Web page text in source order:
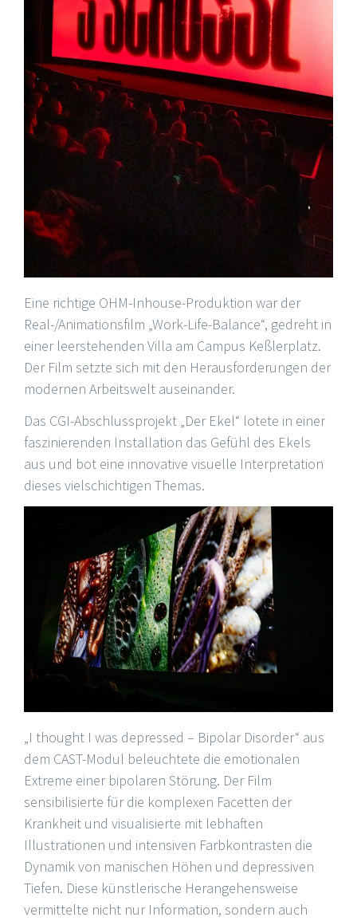
Eine richtige OHM-Inhouse-Produktion war der
Real-/Animationsfilm „Work-Life-Balance“, gedreht in
einer leerstehenden Villa am Campus Keßlerplatz.
Der Film setzte sich mit den Herausforderungen der
modernen Arbeitswelt auseinander.
Das CGI-Abschlussprojekt „Der Ekel“ lotete in einer
faszinierenden Installation das Gefühl des Ekels
aus und bot eine innovative visuelle Interpretation
dieses vielschichtigen Themas.
„I thought I was depressed – Bipolar Disorder“ aus
dem CAST-Modul beleuchtete die emotionalen
Extreme einer bipolaren Störung. Der Film
sensibilisierte für die komplexen Facetten der
Krankheit und visualisierte mit lebhaften
Illustrationen und intensiven Farbkontrasten die
Dynamik von manischen Höhen und depressiven
Tiefen. Diese künstlerische Herangehensweise
vermittelte nicht nur Information, sondern auch